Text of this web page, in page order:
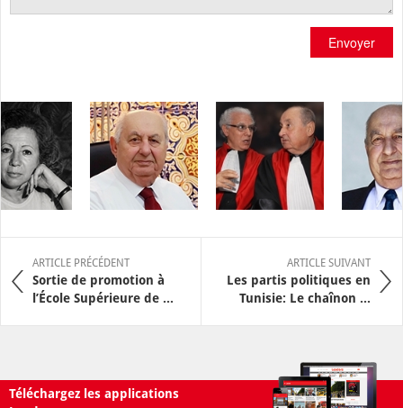
Envoyer
ARTICLE PRÉCÉDENT
Sortie de promotion à
l’École Supérieure de ...
ARTICLE SUIVANT
Les partis politiques en
Tunisie: Le chaînon ...
Téléchargez les applications